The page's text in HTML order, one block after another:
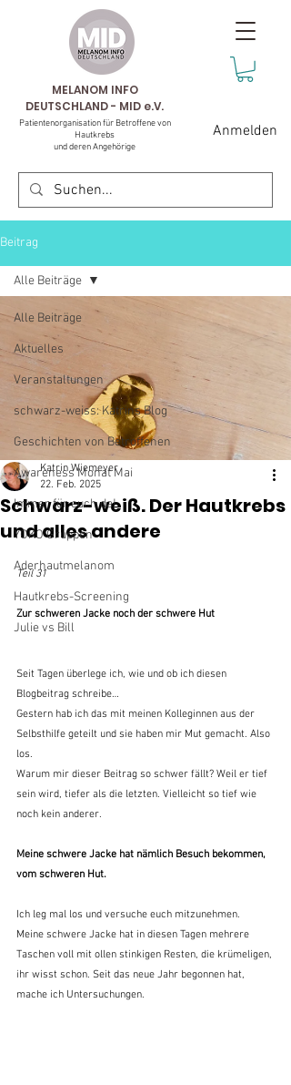
MELANOM INFO
DEUTSCHLAND - MID e.V.
Patientenorganisation für Betroffene von
Hautkrebs
und deren Angehörige
Anmelden
Beitrag
Alle Beiträge
Aktuelles
Veranstaltungen
schwarz-weiss: Katrins Blog
Geschichten von Betroffenen
Awareness Monat Mai
Immer für euch da!
YOKO Gruppen
Aderhautmelanom
Hautkrebs-Screening
Julie vs Bill
Alle Beiträge
Schwarz-weiß. Der Hautkrebs
und alles andere
Katrin Wiemeyer
22. Feb. 2025
Teil 31
Zur schweren Jacke noch der schwere Hut
Seit Tagen überlege ich, wie und ob ich diesen
Blogbeitrag schreibe…
Gestern hab ich das mit meinen Kolleginnen aus der
Selbsthilfe geteilt und sie haben mir Mut gemacht. Also
los.
Warum mir dieser Beitrag so schwer fällt? Weil er tief
sein wird, tiefer als die letzten. Vielleicht so tief wie
noch kein anderer.
Meine schwere Jacke hat nämlich Besuch bekommen,
vom schweren Hut.
Ich leg mal los und versuche euch mitzunehmen.
Meine schwere Jacke hat in diesen Tagen mehrere
Taschen voll mit ollen stinkigen Resten, die krümeligen,
ihr wisst schon. Seit das neue Jahr begonnen hat,
mache ich Untersuchungen.